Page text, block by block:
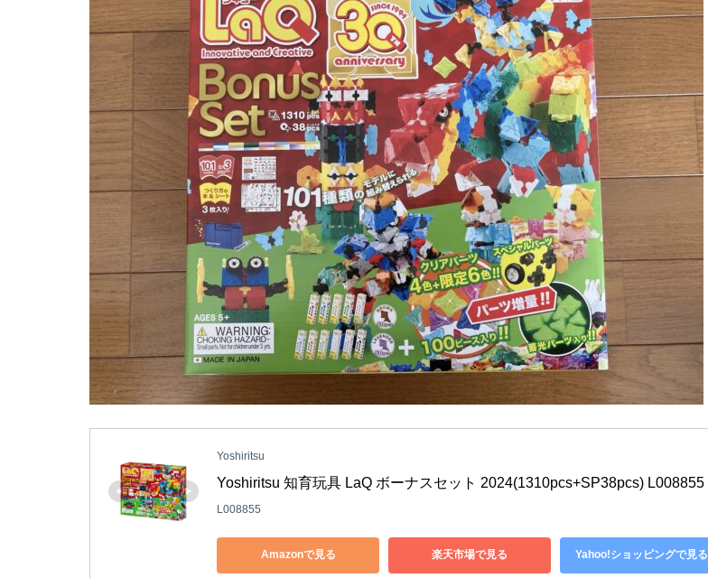
Yoshiritsu
Yoshiritsu 知育玩具 LaQ ボーナスセット 2024(1310pcs+SP38pcs) L008855
L008855
Amazonで見る 楽天市場で見る Yahoo!ショッピングで見る